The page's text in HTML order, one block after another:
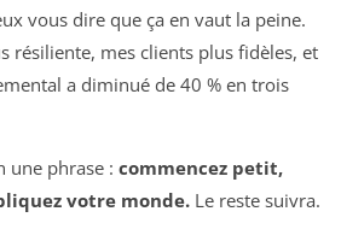
vous dire que ça en vaut la peine.
résiliente, mes clients plus fidèles, et
a diminué de 40 % en trois
une phrase : commencez petit,
votre monde. Le reste suivra.